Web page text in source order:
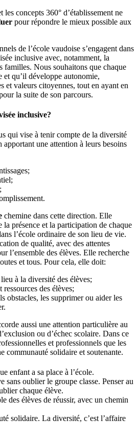
concepts 360° d’établissement ne
pour répondre le mieux possible aux
de l’école vaudoise s’engagent dans
inclusive avec, notamment, la
familles. Nous souhaitons que chaque
et qu’il développe autonomie,
et valeurs citoyennes, tout en ayant en
la suite de son parcours.
inclusive?
qui vise à tenir compte de la diversité
apportant une attention à leurs besoins
chemine dans cette direction. Elle
la présence et la participation de chaque
l’école ordinaire de son lieu de vie.
de qualité, avec des attentes
l’ensemble des élèves. Elle recherche
et tous. Pour cela, elle doit:
à la diversité des élèves;
des élèves;
obstacles, les supprimer ou aider les
aussi une attention particulière au
ou d’échec scolaire. Dans ce
et professionnels que les
communauté solidaire et soutenante.
enfant a sa place à l’école.
sans oublier le groupe classe. Penser au
chaque élève.
des élèves de réussir, avec un chemin
solidaire. La diversité, c’est l’affaire